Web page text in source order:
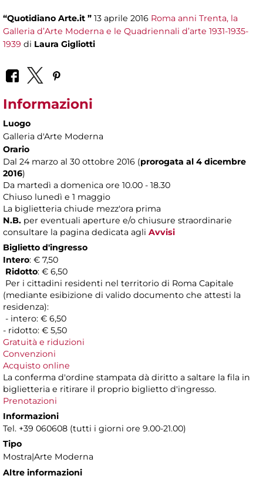
“Quotidiano Arte.it ” 13 aprile 2016 Roma anni Trenta, la
Galleria d’Arte Moderna e le Quadriennali d’arte 1931-1935-
1939 di Laura Gigliotti
Informazioni
Luogo
Galleria d'Arte Moderna
Orario
Dal 24 marzo al 30 ottobre 2016 (prorogata al 4 dicembre
2016)
Da martedì a domenica ore 10.00 - 18.30
Chiuso lunedì e 1 maggio
La biglietteria chiude mezz'ora prima
N.B. per eventuali aperture e/o chiusure straordinarie
consultare la pagina dedicata agli Avvisi
Biglietto d'ingresso
Intero: € 7,50
Ridotto: € 6,50
Per i cittadini residenti nel territorio di Roma Capitale
(mediante esibizione di valido documento che attesti la
residenza):
- intero: € 6,50
- ridotto: € 5,50
Gratuità e riduzioni
Convenzioni
Acquisto online
La conferma d'ordine stampata dà diritto a saltare la fila in
biglietteria e ritirare il proprio biglietto d'ingresso.
Prenotazioni
Informazioni
Tel. +39 060608 (tutti i giorni ore 9.00-21.00)
Tipo
Mostra|Arte Moderna
Altre informazioni